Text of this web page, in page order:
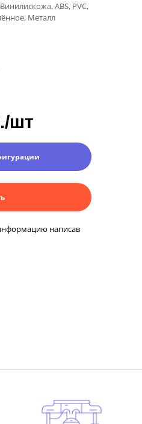
ABS, PVC,
Металл
шт
написав